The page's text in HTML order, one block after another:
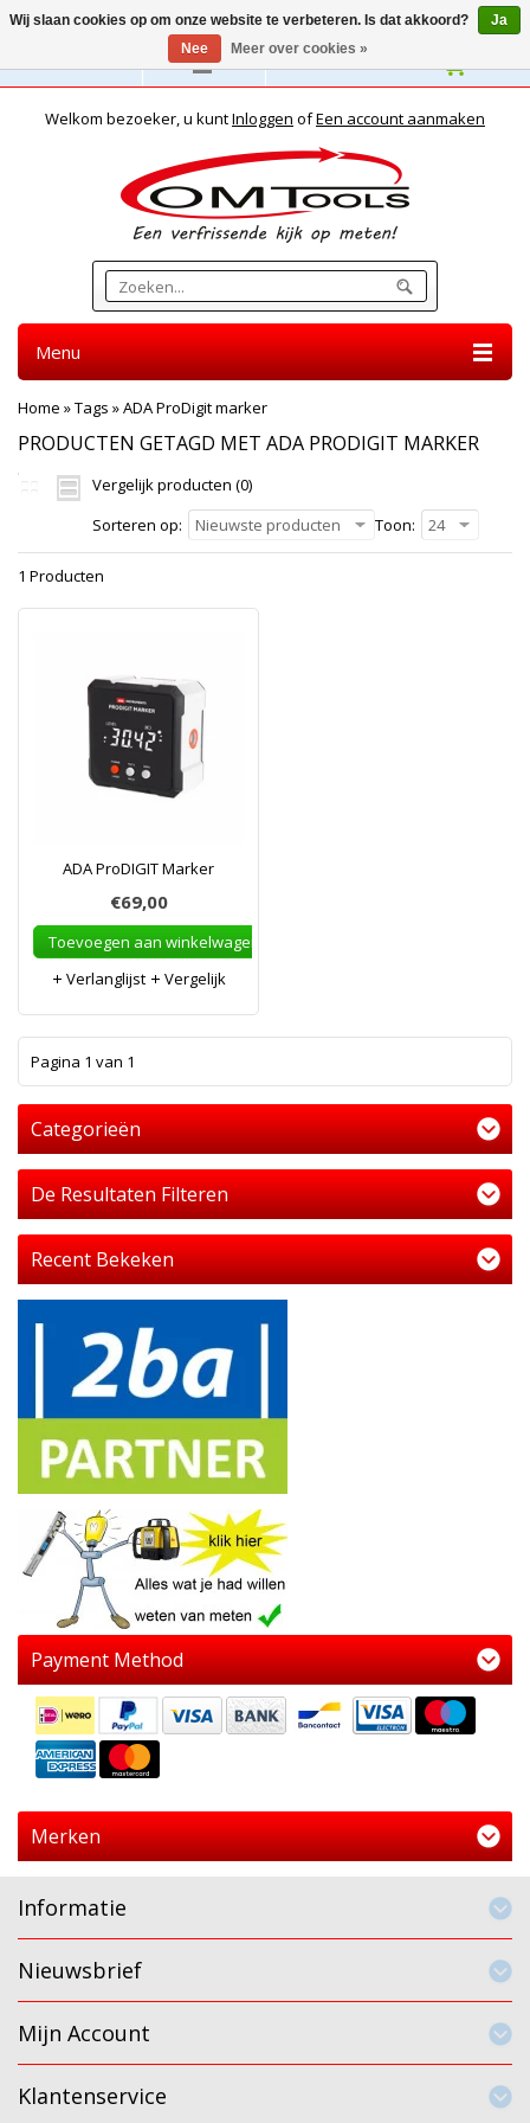
Nederlands
Welkom bezoeker, u kuntInloggen ofEen account aanmaken
Menu
Home »Tags »ADA ProDigit marker
PRODUCTEN GETAGD MET ADA PRODIGIT MARKER
Vergelijk producten (0)
Sorteren op:
Nieuwste producten Toon: 24
1 Producten
ADA ProDIGIT Marker
€69,00
Toevoegen aan winkelwagen
Verlanglijst
Vergelijk
Pagina 1 van 1
Categorieën
De Resultaten Filteren
Recent Bekeken
Payment Method
Merken
Informatie
Nieuwsbrief
Mijn Account
Klantenservice
Wij slaan cookies op om onze website te verbeteren. Is dat akkoord?
Ja
Nee
Meer over cookies »